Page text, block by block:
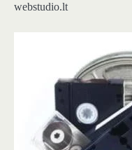
webstudio.lt